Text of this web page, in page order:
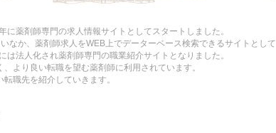
薬剤師専門の求人情報サイトとしてスタートしました。
なか、薬剤師求人をWEB上でデーターベース検索できるサイトとして
法人化され薬剤師専門の職業紹介サイトとなりました。
より良い転職を望む薬剤師に利用されています。
職先を紹介していきます。